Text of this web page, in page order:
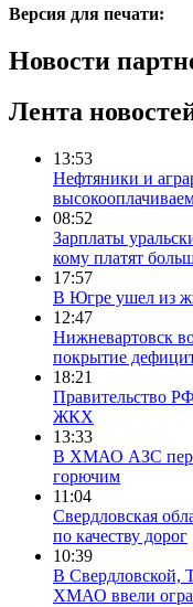
Версия для печати:
Новости
Лента
13:53
Нефтяники и
08:52
Зарплаты
кому платят
17:57
В Югре ушел из
12:47
Нижневартовск
покрытие
18:21
Правительство
ЖКХ
13:33
В ХМАО АЗС
горючим
11:04
Свердловская
по качеству дорог
10:39
В Свердловской,
ХМАО ввели